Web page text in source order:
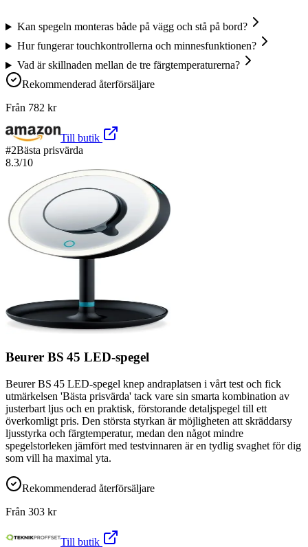
Kan spegeln monteras både på vägg och stå på bord?
Hur fungerar touchkontrollerna och minnesfunktionen?
Vad är skillnaden mellan de tre färgtemperaturerna?
Rekommenderad återförsäljare
Från 782 kr
Till butik
#2Bästa prisvärda
8.3/10
Beurer BS 45 LED-spegel
Beurer BS 45 LED-spegel knep andraplatsen i vårt test och fick
utmärkelsen 'Bästa prisvärda' tack vare sin smarta kombination av
justerbart ljus och en praktisk, förstorande detaljspegel till ett
överkomligt pris. Den största styrkan är möjligheten att skräddarsy
ljusstyrka och färgtemperatur, medan den något mindre
spegelstorleken jämfört med testvinnaren är en tydlig svaghet för dig
som vill ha maximal yta.
Rekommenderad återförsäljare
Från 303 kr
Till butik